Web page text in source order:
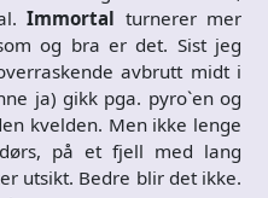
Immortal turnerer mer
og bra er det. Sist jeg
avbrutt midt i
ja) gikk pga. pyro`en og
kvelden. Men ikke lenge
på et fjell med lang
utsikt. Bedre blir det ikke.